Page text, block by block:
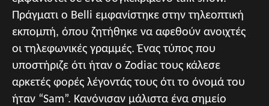
Πράγματι ο Belli εμφανίστηκε στην τηλεοπτική
εκπομπή, όπου ζητήθηκε να αφεθούν ανοιχτές
οι τηλεφωνικές γραμμές. Ένας τύπος που
υποστήριζε ότι ήταν ο Zodiac τους κάλεσε
αρκετές φορές λέγοντάς τους ότι το όνομά του
ήταν “Sam”. Κανόνισαν μάλιστα ένα σημείο